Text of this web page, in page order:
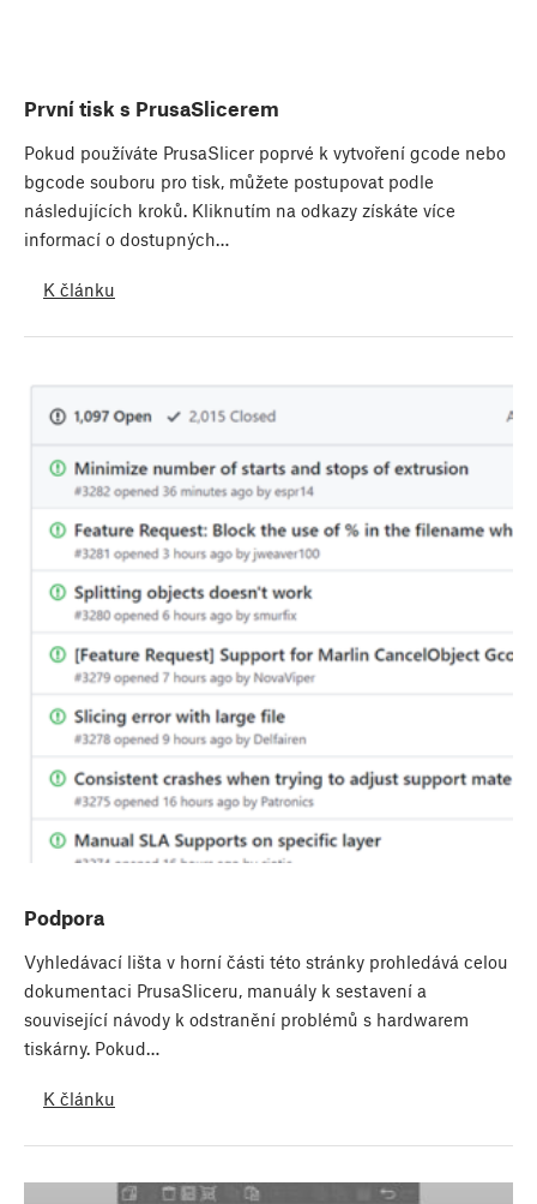
První tisk s PrusaSlicerem
Pokud používáte PrusaSlicer poprvé k vytvoření gcode nebo
bgcode souboru pro tisk, můžete postupovat podle
následujících kroků. Kliknutím na odkazy získáte více
informací o dostupných…
K článku
Podpora
Vyhledávací lišta v horní části této stránky prohledává celou
dokumentaci PrusaSliceru, manuály k sestavení a
související návody k odstranění problémů s hardwarem
tiskárny. Pokud…
K článku